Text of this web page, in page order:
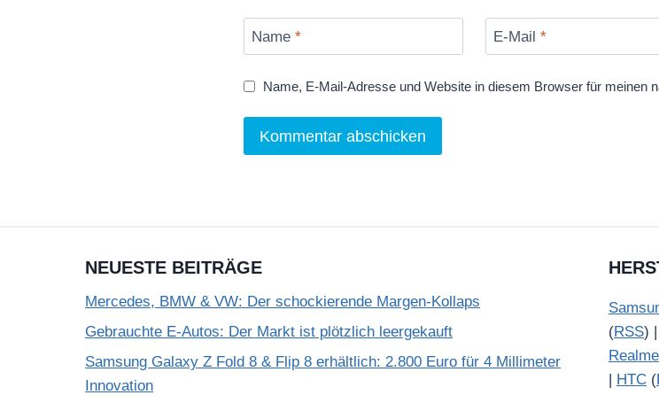
Name * E-Mail *
Name, E-Mail-Adresse und Website in diesem Browser für meinen
NEUESTE BEITRÄGE
Mercedes, BMW & VW: Der schockierende Margen-Kollaps
Gebrauchte E-Autos: Der Markt ist plötzlich leergekauft
Samsung Galaxy Z Fold 8 & Flip 8 erhältlich: 2.800 Euro für 4 Millimeter
Innovation
(RSS) |
Realme
| HTC (